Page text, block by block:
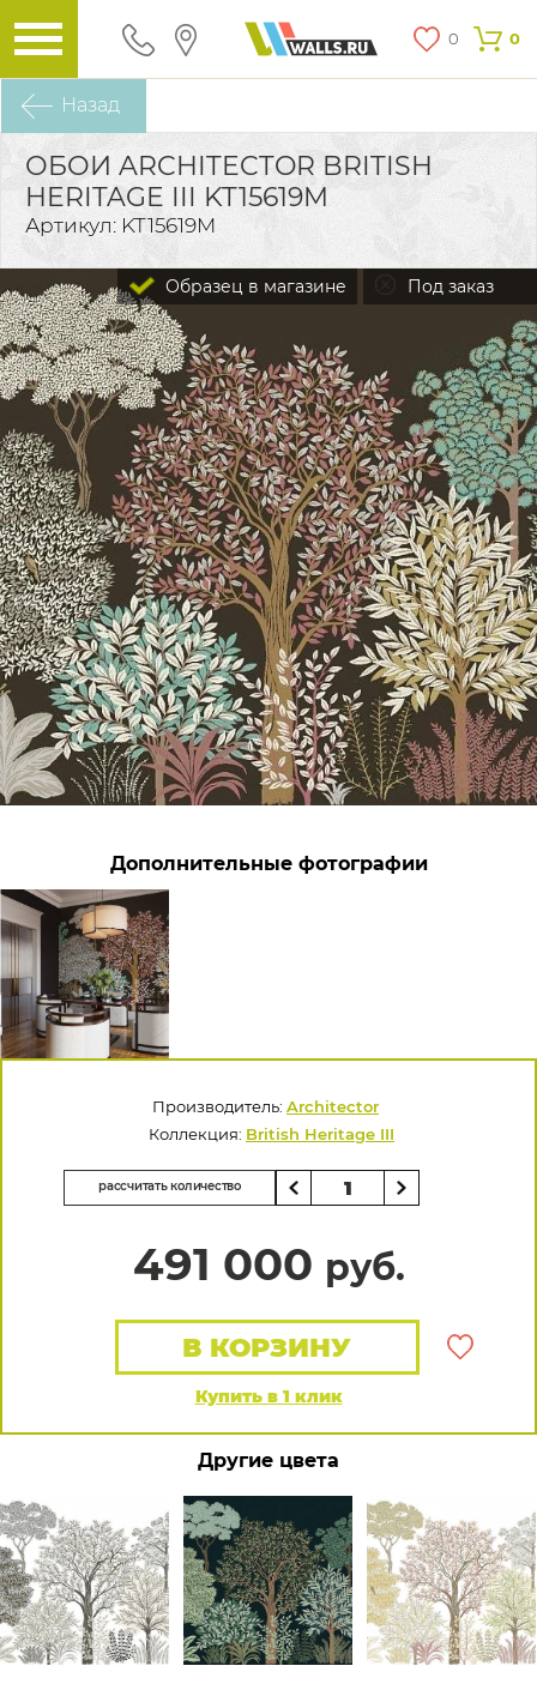
0 0
Назад
ОБОИ ARCHITECTOR BRITISH
HERITAGE III KT15619M
Артикул: KT15619M
Под заказ
Образец в магазине
Дополнительные фотографии
Производитель: Architector
Коллекция: British Heritage III
рассчитать количество
491 000 руб.
Купить в 1 клик
В КОРЗИНУ
Другие цвета